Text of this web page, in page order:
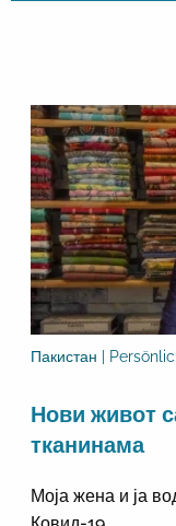
Пакистан |
Нови живот
тканинама
Моја жена и ја